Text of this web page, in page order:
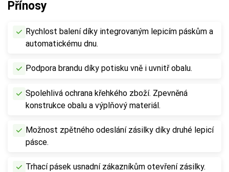
Přínosy
Rychlost balení díky integrovaným lepicím páskům a
automatickému dnu.
Podpora brandu díky potisku vně i uvnitř obalu.
Spolehlivá ochrana křehkého zboží. Zpevněná
konstrukce obalu a výplňový materiál.
Možnost zpětného odeslání zásilky díky druhé lepicí
pásce.
Trhací pásek usnadní zákazníkům otevření zásilky.